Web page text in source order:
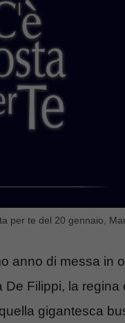
per te del 20 gennaio,
anno di messa in
De Filippi, la
gigantesca